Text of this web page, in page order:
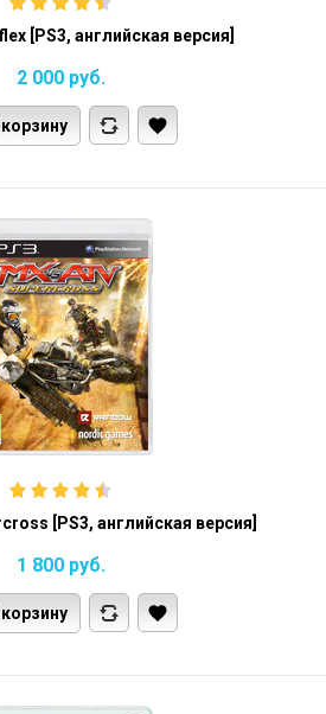
[PS3, английская версия]
2 000 руб.
корзину
[PS3, английская версия]
1 800 руб.
корзину